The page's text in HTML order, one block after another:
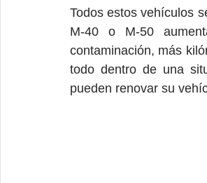
Todos estos vehículos
M-40 o M-50
contaminación, más
todo dentro de una
pueden renovar su